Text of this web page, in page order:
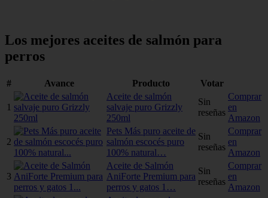
Los mejores aceites de salmón para
perros
# Avance Producto Votar
1
Aceite de salmón
salvaje puro Grizzly
250ml
Sin
reseñas
Comprar
en
Amazon
2
Pets Más puro aceite de
salmón escocés puro
100% natural…
Sin
reseñas
Comprar
en
Amazon
3
Aceite de Salmón
AniForte Premium para
perros y gatos 1…
Sin
reseñas
Comprar
en
Amazon